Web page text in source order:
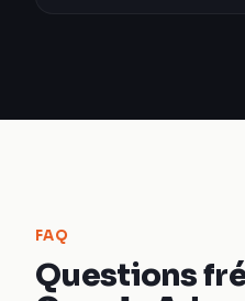
FAQ
Questions